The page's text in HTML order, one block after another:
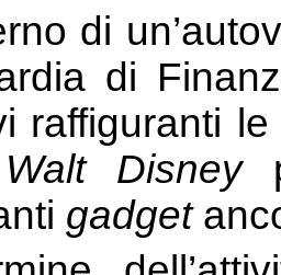
di
di
raffiguranti
Walt Disney
gadget